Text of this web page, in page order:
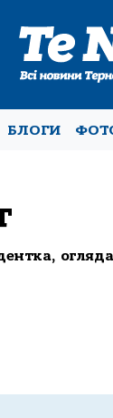
БЛОГИ